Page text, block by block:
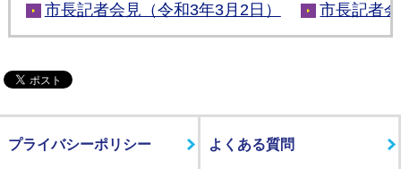
市長記者会見（令和3年3月2日） 市長記者
プライバシーポリシー よくある質問